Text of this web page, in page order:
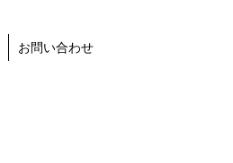
お問い合わせ